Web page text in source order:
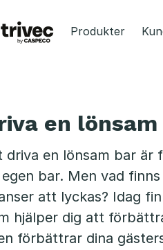
Produkter
en
driva en lönsam bar är
egen bar. Men vad
att lyckas? Idag
hjälper dig att
förbättrar dina